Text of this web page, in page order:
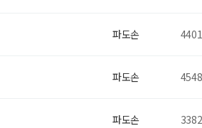
파도손
파도손
파도손